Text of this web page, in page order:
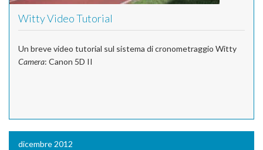
Witty Video Tutorial
Un breve video tutorial sul sistema di cronometraggio Witty
Camera: Canon 5D II
dicembre 2012